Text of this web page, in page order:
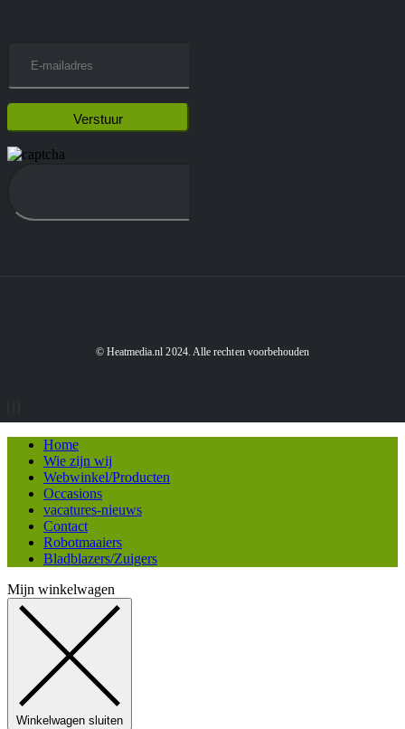
© Heatmedia.nl 2024. Alle rechten voorbehouden
Home
Wie zijn wij
Webwinkel/Producten
Occasions
vacatures-nieuws
Contact
Robotmaaiers
Bladblazers/Zuigers
Mijn winkelwagen
Winkelwagen sluiten